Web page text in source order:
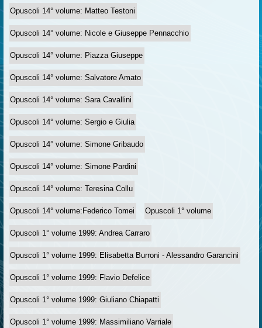
Opuscoli 14° volume: Matteo Testoni
Opuscoli 14° volume: Nicole e Giuseppe Pennacchio
Opuscoli 14° volume: Piazza Giuseppe
Opuscoli 14° volume: Salvatore Amato
Opuscoli 14° volume: Sara Cavallini
Opuscoli 14° volume: Sergio e Giulia
Opuscoli 14° volume: Simone Gribaudo
Opuscoli 14° volume: Simone Pardini
Opuscoli 14° volume: Teresina Collu
Opuscoli 14° volume:Federico Tomei Opuscoli 1° volume
Opuscoli 1° volume 1999: Andrea Carraro
Opuscoli 1° volume 1999: Elisabetta Burroni - Alessandro Garancini
Opuscoli 1° volume 1999: Flavio Defelice
Opuscoli 1° volume 1999: Giuliano Chiapatti
Opuscoli 1° volume 1999: Massimiliano Varriale